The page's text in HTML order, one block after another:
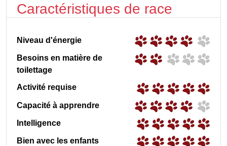
Caractéristiques de race
Niveau d'énergie
Besoins en matière de
toilettage
Activité requise
Capacité à apprendre
Intelligence
Bien avec les enfants